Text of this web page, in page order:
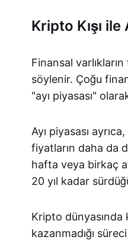
Kripto Kışı ile
Finansal
söylenir. Çoğu
"ayı piyasası"
Ayı piyasası
fiyatların daha da
hafta veya birkaç
20 yıl kadar
Kripto dünyasında
kazanmadığı